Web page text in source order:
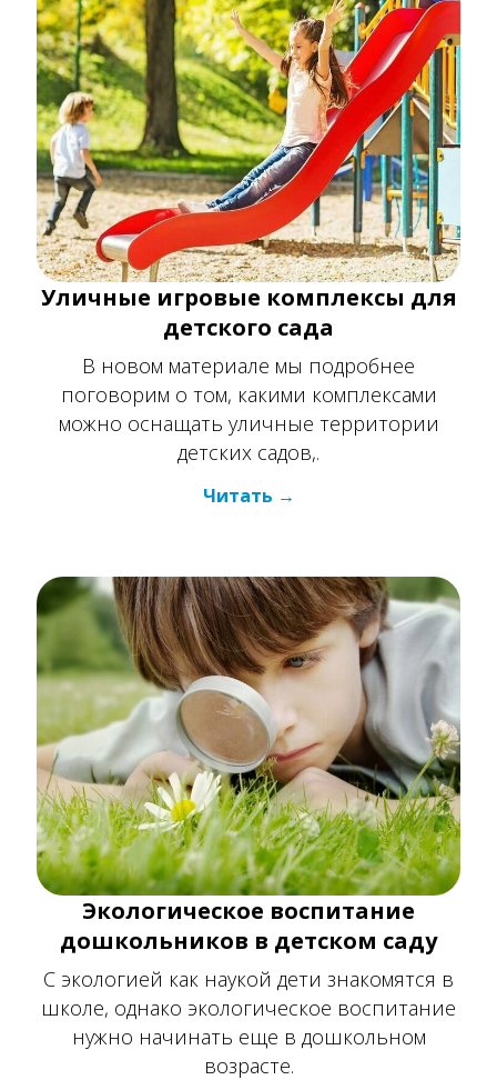
Уличные игровые комплексы для
детского сада
В новом материале мы подробнее
поговорим о том, какими комплексами
можно оснащать уличные территории
детских садов,.
Читать
Экологическое воспитание
дошкольников в детском саду
С экологией как наукой дети знакомятся в
школе, однако экологическое воспитание
нужно начинать еще в дошкольном
возрасте.